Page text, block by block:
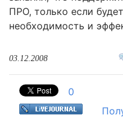
ПРО, только если
необходимость и
03.12.2008
0